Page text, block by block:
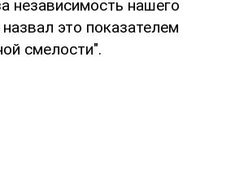
независимость нашего
это показателем
смелости".